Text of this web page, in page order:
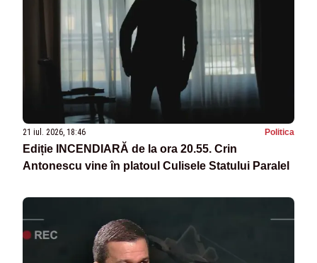
21 iul. 2026, 18:46 Politica
Ediție INCENDIARĂ de la ora 20.55. Crin
Antonescu vine în platoul Culisele Statului Paralel